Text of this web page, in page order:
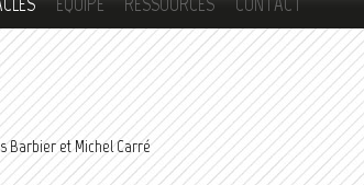
Barbier et Michel Carré